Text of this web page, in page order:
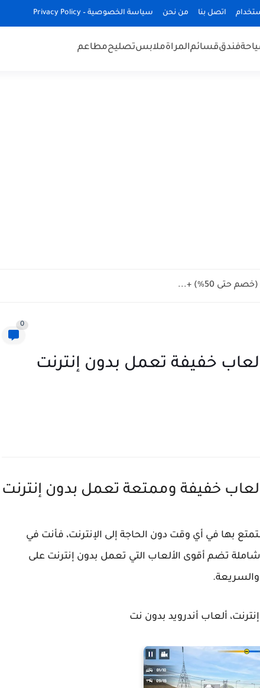
اتصل بنا من نحن سياسة الخصوصية – Privacy Policy
فندققسائمالمراةملابستصليحمطاعم
0
ألعاب بدون نت 2026 | ألعاب خفيفة تعمل بدون إنترنت
تبحث عن أفضل ألعاب بدون نت 2026 لتستمتع بها في أي وقت دون الحاجة إلى الإنترنت، فأنت في
تضم أقوى الألعاب التي تعمل بدون إنترنت على
والسريعة.
ألعاب أندرويد بدون نت